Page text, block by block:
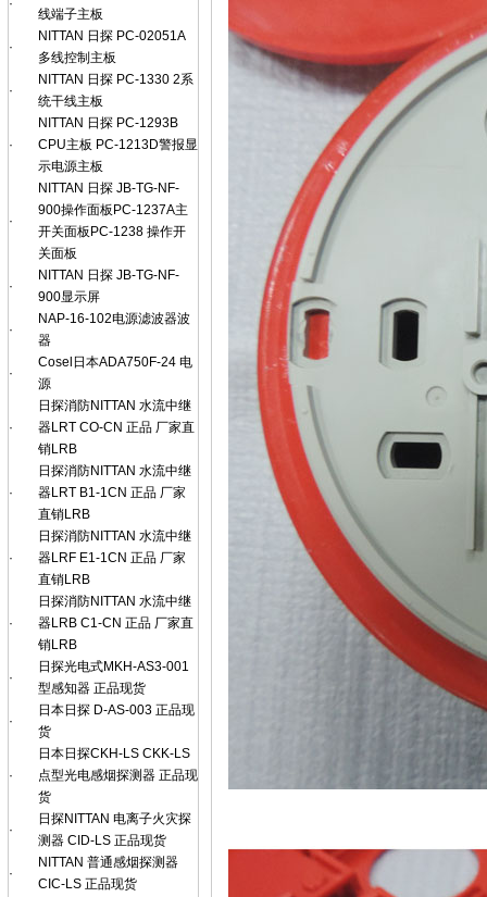
·
线端子主板
·
NITTAN 日探 PC-02051A
多线控制主板
·
NITTAN 日探 PC-1330 2系
统干线主板
·
NITTAN 日探 PC-1293B
CPU主板 PC-1213D警报显
示电源主板
·
NITTAN 日探 JB-TG-NF-
900操作面板PC-1237A主
开关面板PC-1238 操作开
关面板
·
NITTAN 日探 JB-TG-NF-
900显示屏
·
NAP-16-102电源滤波器波
器
·
Cosel日本ADA750F-24 电
源
·
日探消防NITTAN 水流中继
器LRT CO-CN 正品 厂家直
销LRB
·
日探消防NITTAN 水流中继
器LRT B1-1CN 正品 厂家
直销LRB
·
日探消防NITTAN 水流中继
器LRF E1-1CN 正品 厂家
直销LRB
·
日探消防NITTAN 水流中继
器LRB C1-CN 正品 厂家直
销LRB
·
日探光电式MKH-AS3-001
型感知器 正品现货
·
日本日探 D-AS-003 正品现
货
·
日本日探CKH-LS CKK-LS
点型光电感烟探测器 正品现
货
·
日探NITTAN 电离子火灾探
测器 CID-LS 正品现货
·
NITTAN 普通感烟探测器
CIC-LS 正品现货